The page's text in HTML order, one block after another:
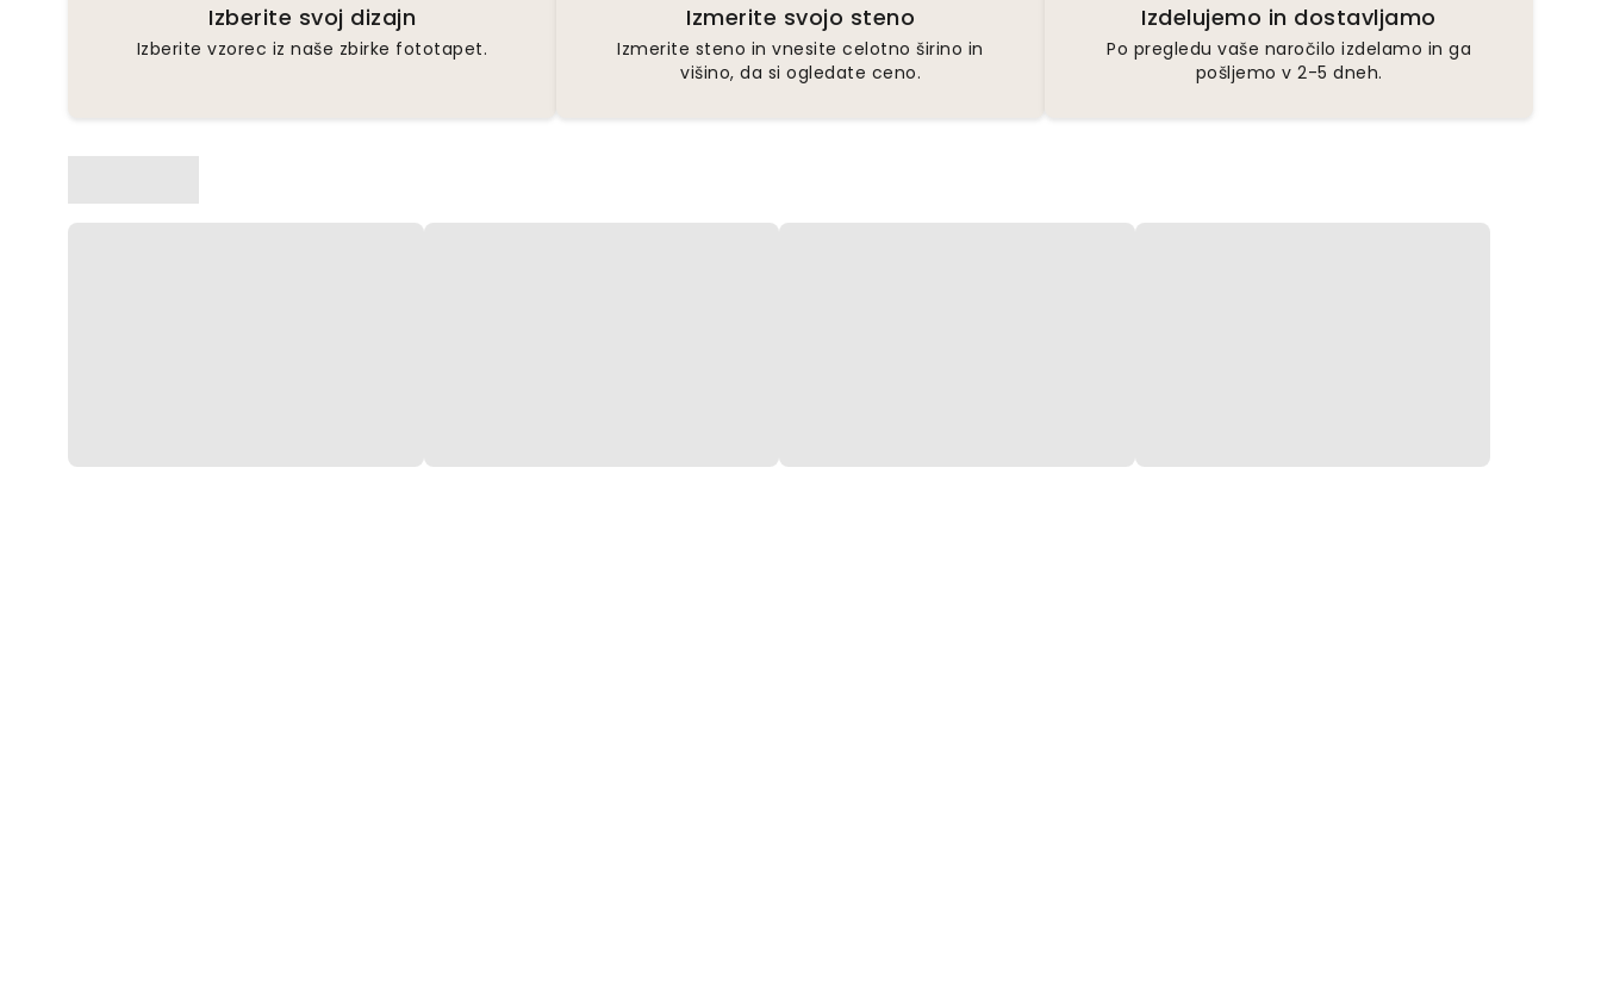
Izberite svoj dizajn
Izberite vzorec iz naše zbirke fototapet.
Izmerite svojo steno
Izmerite steno in vnesite celotno širino in
višino, da si ogledate ceno.
Izdelujemo in dostavljamo
Po pregledu vaše naročilo izdelamo in ga
pošljemo v 2-5 dneh.